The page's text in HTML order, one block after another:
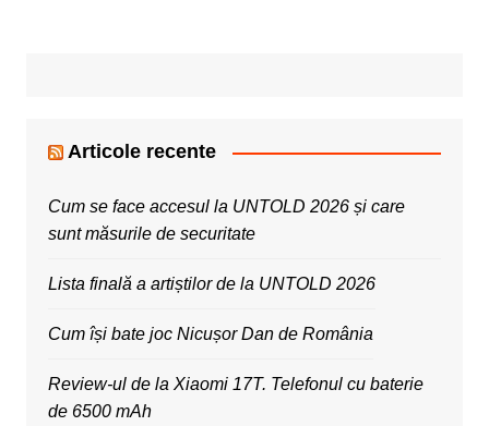
Articole recente
Cum se face accesul la UNTOLD 2026 și care
sunt măsurile de securitate
Lista finală a artiștilor de la UNTOLD 2026
Cum își bate joc Nicușor Dan de România
Review-ul de la Xiaomi 17T. Telefonul cu baterie
de 6500 mAh